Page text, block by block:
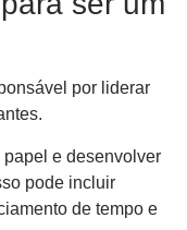
por liderar
e desenvolver
pode incluir
de tempo e